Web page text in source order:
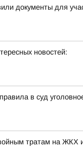
документы для
новостей:
в суд
тратам на ЖКХ